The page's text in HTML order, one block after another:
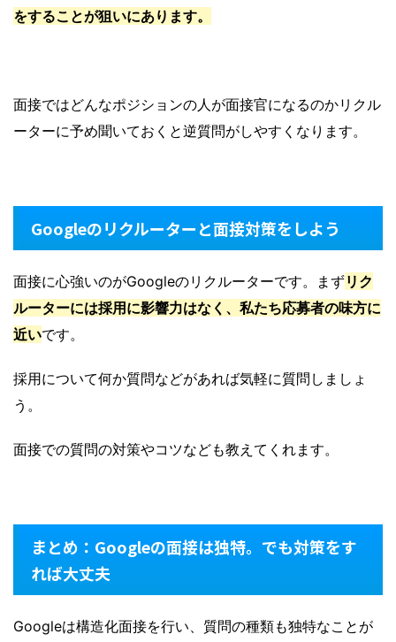
をすることが狙いにあります。
面接ではどんなポジションの人が面接官になるのかリクル
ーターに予め聞いておくと逆質問がしやすくなります。
Googleのリクルーターと面接対策をしよう
面接に心強いのがGoogleのリクルーターです。まずリク
ルーターには採用に影響力はなく、私たち応募者の味方に
近いです。
採用について何か質問などがあれば気軽に質問しましょ
う。
面接での質問の対策やコツなども教えてくれます。
まとめ：Googleの面接は独特。でも対策をす
れば大丈夫
Googleは構造化面接を行い、質問の種類も独特なことが